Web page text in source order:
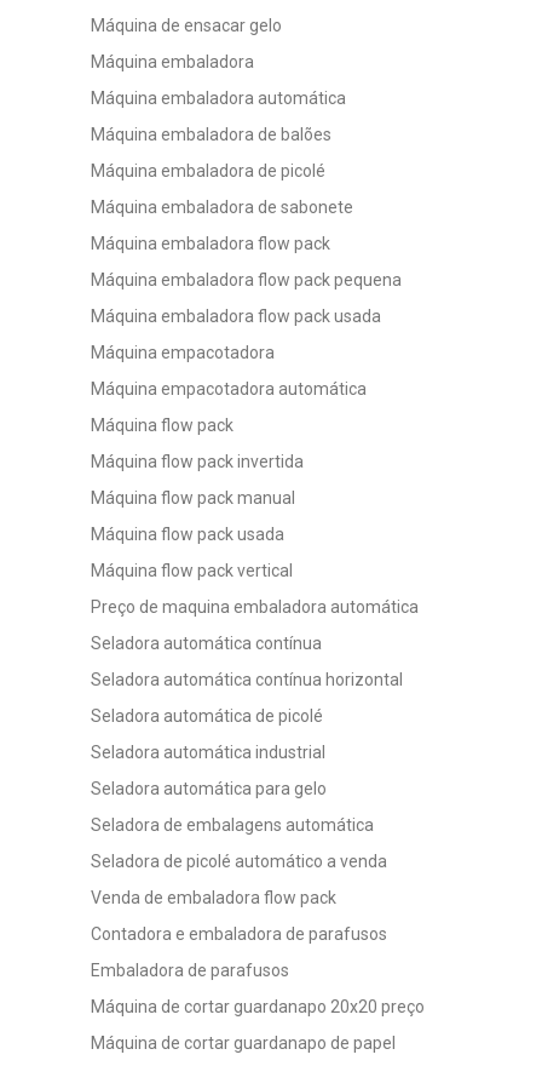
Máquina de ensacar gelo
Máquina embaladora
Máquina embaladora automática
Máquina embaladora de balões
Máquina embaladora de picolé
Máquina embaladora de sabonete
Máquina embaladora flow pack
Máquina embaladora flow pack pequena
Máquina embaladora flow pack usada
Máquina empacotadora
Máquina empacotadora automática
Máquina flow pack
Máquina flow pack invertida
Máquina flow pack manual
Máquina flow pack usada
Máquina flow pack vertical
Preço de maquina embaladora automática
Seladora automática contínua
Seladora automática contínua horizontal
Seladora automática de picolé
Seladora automática industrial
Seladora automática para gelo
Seladora de embalagens automática
Seladora de picolé automático a venda
Venda de embaladora flow pack
Contadora e embaladora de parafusos
Embaladora de parafusos
Máquina de cortar guardanapo 20x20 preço
Máquina de cortar guardanapo de papel